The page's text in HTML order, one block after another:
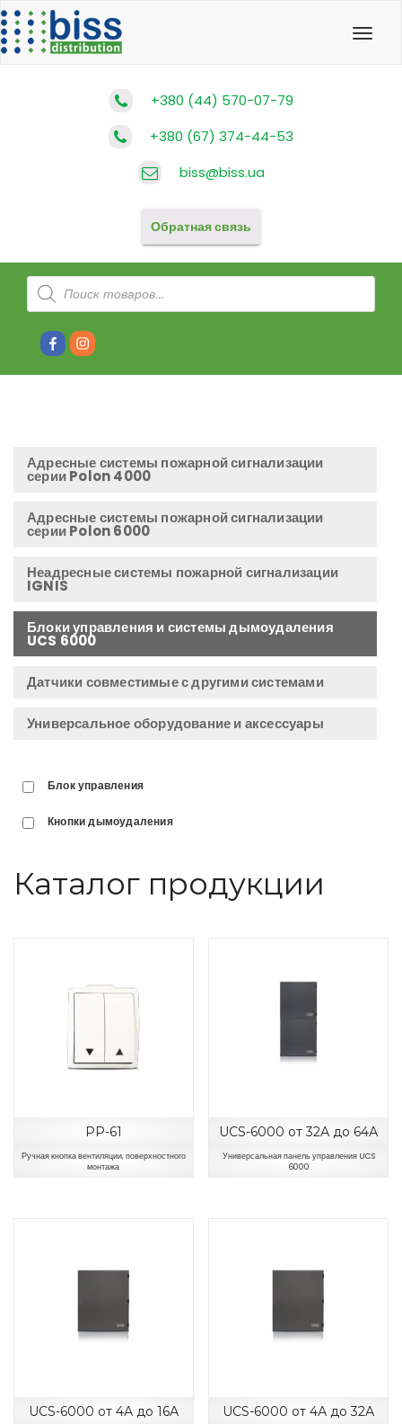
+380 (44) 570-07-79
+380 (67) 374-44-53
biss@biss.ua
Обратная связь
Поиск
товаров
#80 #81
Адресные системы пожарной сигнализации
серии Polon 4000
Адресные системы пожарной сигнализации
серии Polon 6000
Неадресные системы пожарной сигнализации
IGNIS
Блоки управления и системы дымоудаления
UCS 6000
Датчики совместимые с другими системами
Универсальное оборудование и аксессуары
Блок управления
Кнопки дымоудаления
Каталог продукции
PP-61
Ручная кнопка вентиляции, поверхностного
монтажа
UCS-6000 от 32А до 64А
Универсальная панель управления UCS
6000
UCS-6000 от 4А до 16А UCS-6000 от 4А до 32А